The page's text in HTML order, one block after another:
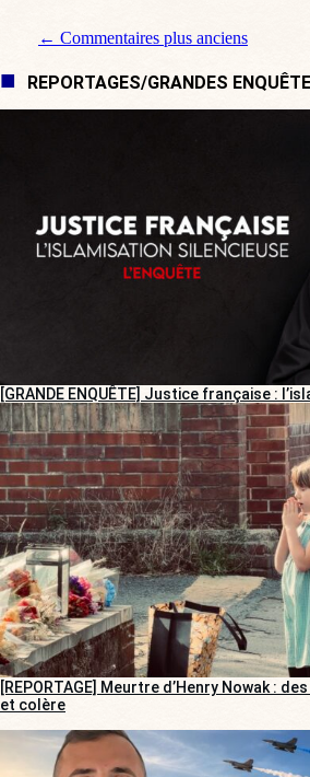
Navigation de commentaire
← Commentaires plus anciens
REPORTAGES/GRANDES
[GRANDE ENQUÊTE] Justice française :
[REPORTAGE] Meurtre d’Henry Nowak :
et colère